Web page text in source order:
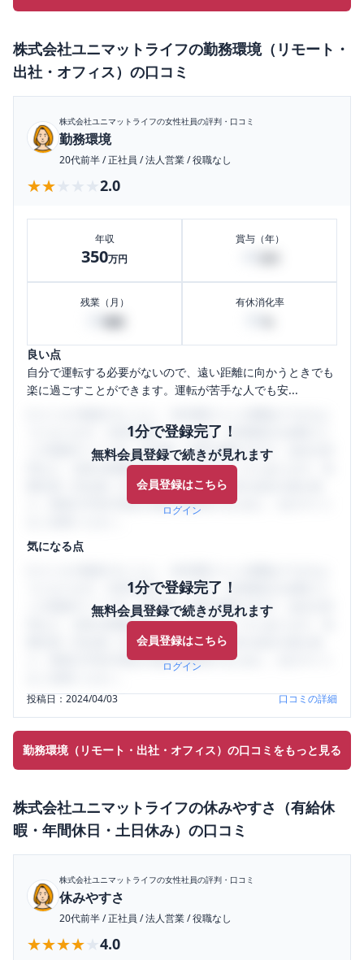
株式会社ユニマットライフの勤務環境（リモート・
出社・オフィス） の口コミ
株式会社ユニマットライフの女性社員の評判・口コミ
勤務環境
20代前半/正社員 /法人営業/役職なし
★★★★★
★★★★★ 2.0
年収
350万円
賞与（年）
残業（月） 有休消化率
良い点
自分で運転する必要がないので、遠い距離に向かうときでも
楽に過ごすことができます。運転が苦手な人でも安...
1分で登録完了！
無料会員登録で続きが見れます
会員登録はこちら
ログイン
うになります。SHEHUB(シーハブ)は、女性限定の企業口コ
ミの投稿サイトです。給与面・女性の働きやすさ・会社の評
判など、女性の転職は気にすべき点がたくさんあります。先
輩社員（元社員）の口コミを通して、本当の会社の姿を知
り、将来の不安や現在の悩みを解消するために、ぜひサイト
気になる点
1分で登録完了！
無料会員登録で続きが見れます
会員登録はこちら
ログイン
うになります。SHEHUB(シーハブ)は、女性限定の企業口コ
ミの投稿サイトです。給与面・女性の働きやすさ・会社の評
判など、女性の転職は気にすべき点がたくさんあります。先
輩社員（元社員）の口コミを通して、本当の会社の姿を知
り、将来の不安や現在の悩みを解消するために、ぜひサイト
投稿日：2024/04/03 口コミの詳細
勤務環境（リモート・出社・オフィス）の口コミをもっと見る
株式会社ユニマットライフの休みやすさ（有給休
暇・年間休日・土日休み） の口コミ
株式会社ユニマットライフの女性社員の評判・口コミ
休みやすさ
20代前半/正社員 /法人営業/役職なし
★★★★★
★★★★★ 4.0